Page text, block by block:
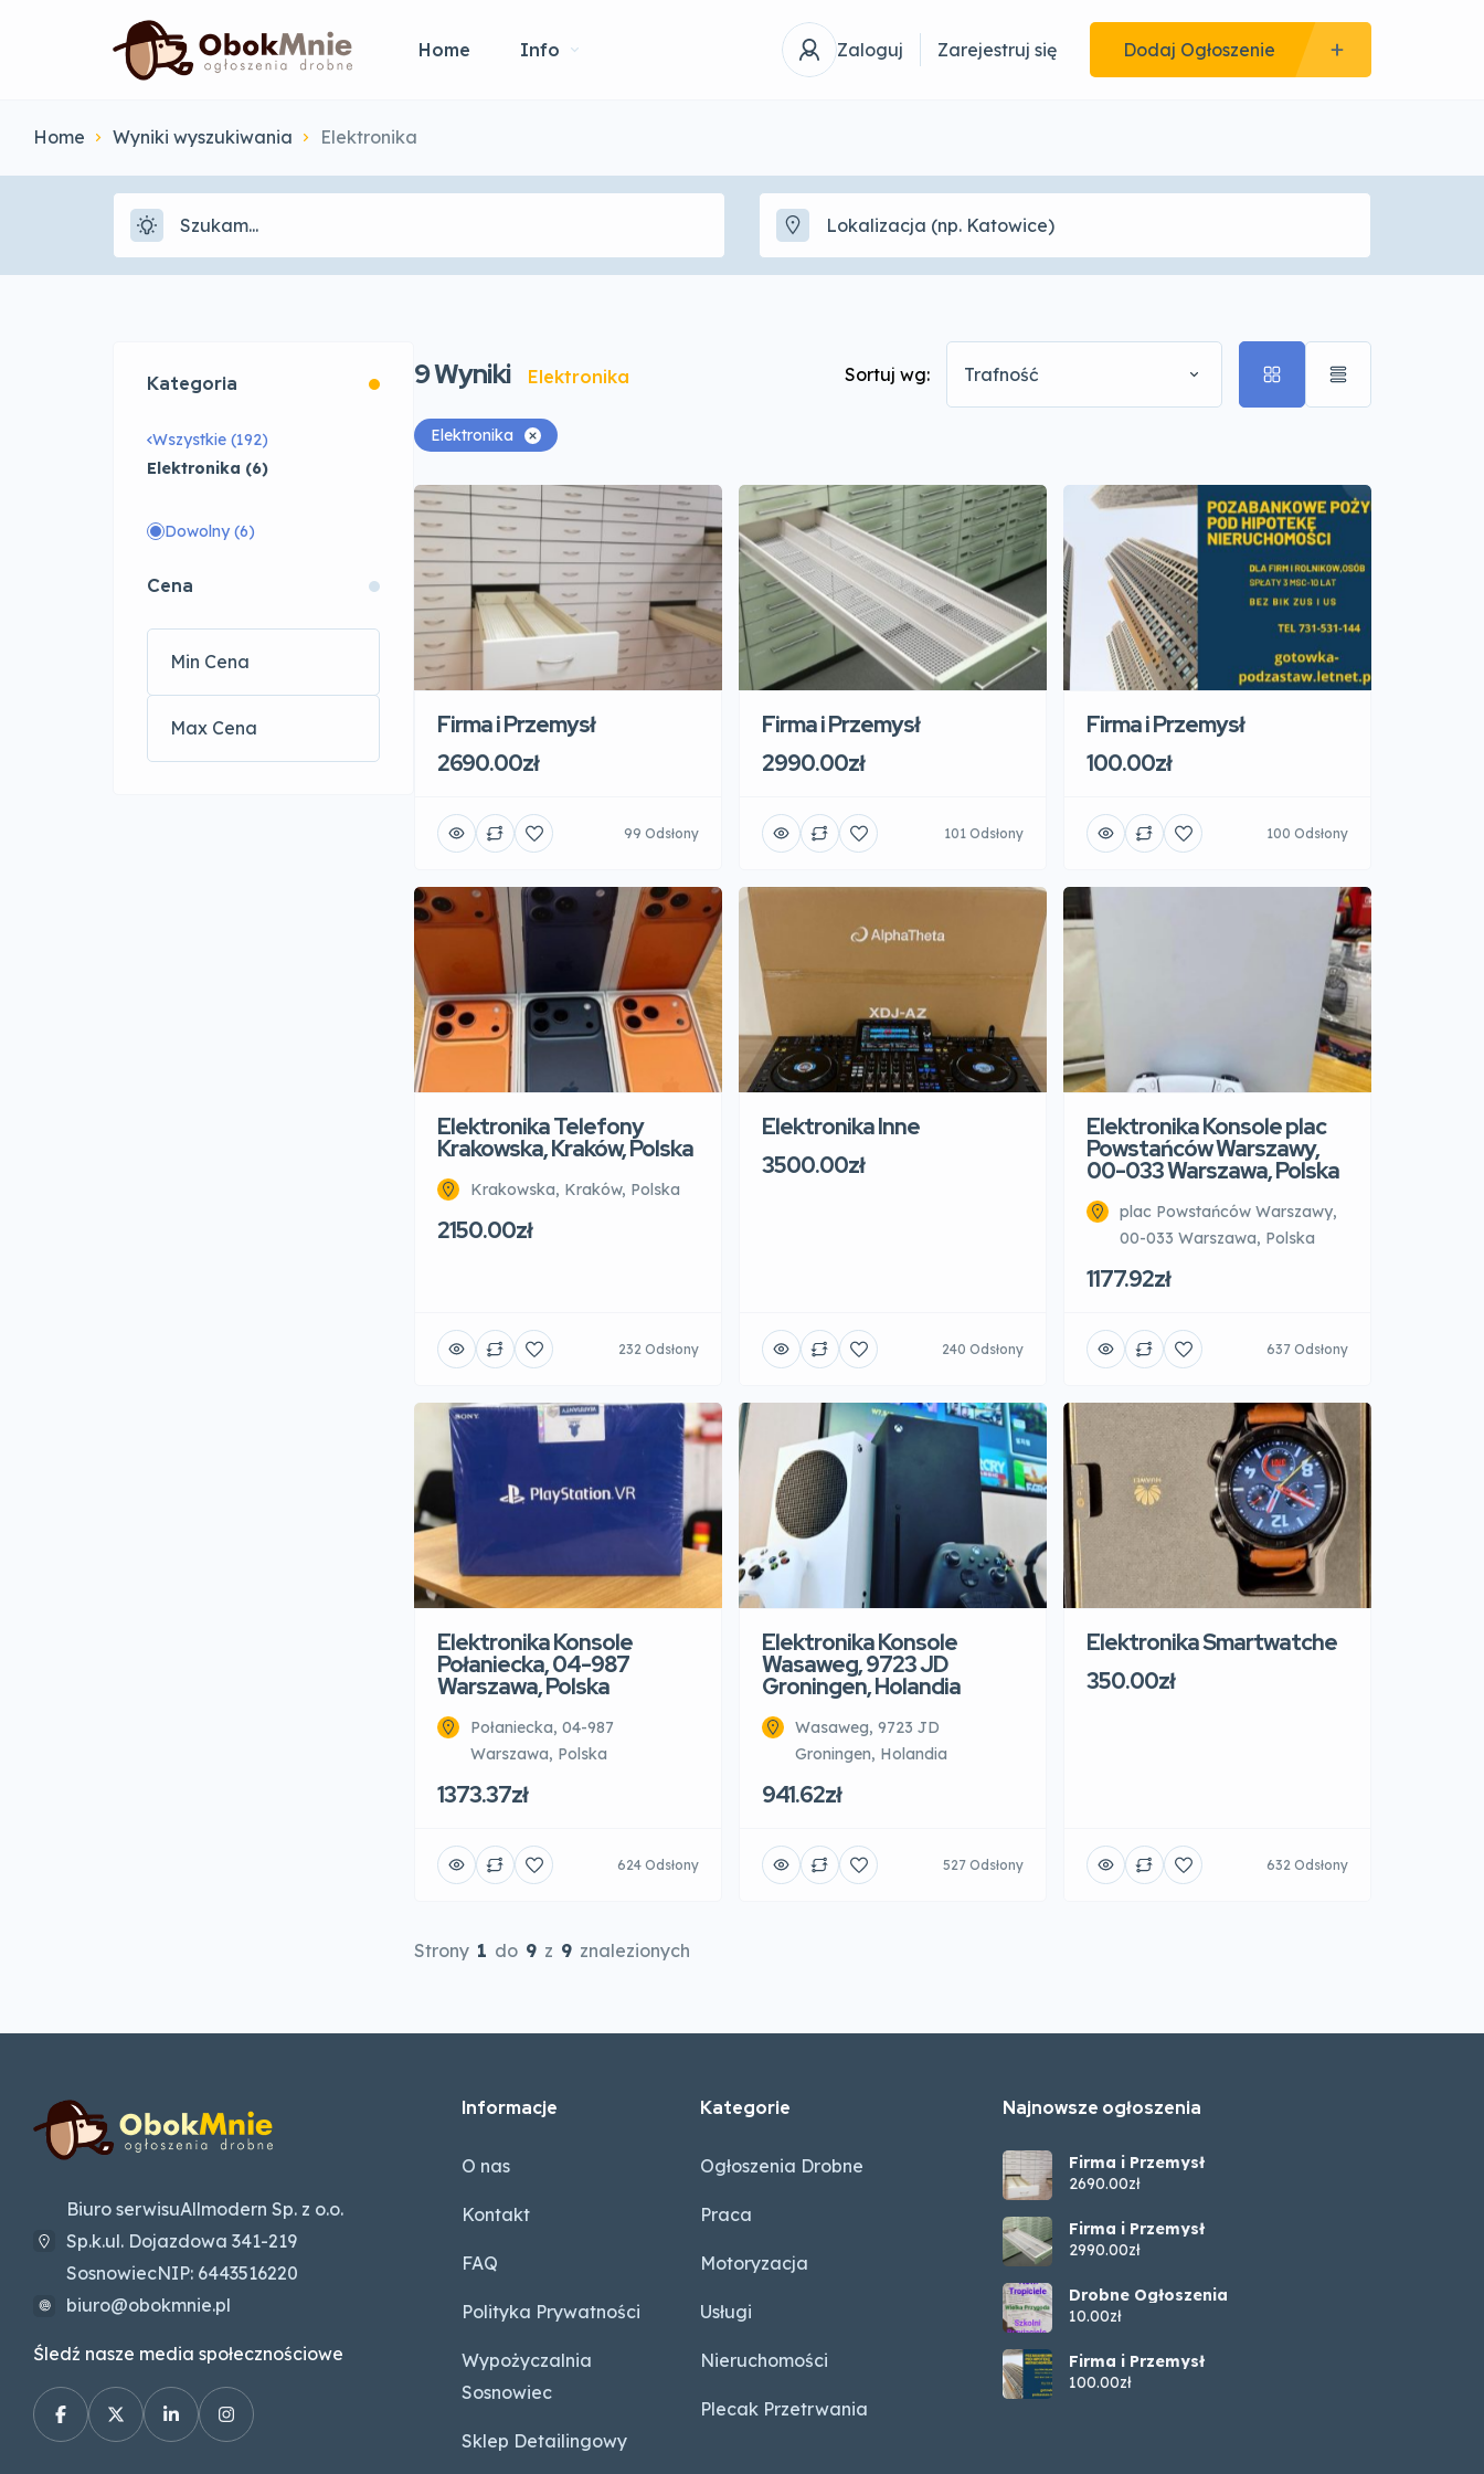
Home Info Zaloguj Zarejestruj się Dodaj Ogłoszenie
Home Wyniki wyszukiwania Elektronika
Kategoria
Wszystkie (192)
Elektronika (6)
Dowolny(6)
Cena
9Wyniki Elektronika Sortuj wg: Trafność
Elektronika
Firma i Przemysł
2690.00zł
99 Odsłony
Firma i Przemysł
2990.00zł
101 Odsłony
Firma i Przemysł
100.00zł
100 Odsłony
Elektronika Telefony
Krakowska, Kraków, Polska
Krakowska, Kraków, Polska
2150.00zł
232 Odsłony
Elektronika Inne
3500.00zł
240 Odsłony
Elektronika Konsole plac
Powstańców Warszawy,
00-033 Warszawa, Polska
plac Powstańców Warszawy,
00-033 Warszawa, Polska
1177.92zł
637 Odsłony
Elektronika Konsole
Połaniecka, 04-987
Warszawa, Polska
Połaniecka, 04-987
Warszawa, Polska
1373.37zł
624 Odsłony
Elektronika Konsole
Wasaweg, 9723 JD
Groningen, Holandia
Wasaweg, 9723 JD
Groningen, Holandia
941.62zł
527 Odsłony
Elektronika Smartwatche
350.00zł
632 Odsłony
Strony 1 do 9 z 9 znalezionych
Biuro serwisuAllmodern Sp. z o.o.
Sp.k.ul. Dojazdowa 341-219
SosnowiecNIP: 6443516220
biuro@obokmnie.pl
Śledź nasze media społecznościowe
Informacje
O nas
Kontakt
FAQ
Polityka Prywatności
Wypożyczalnia
Sosnowiec
Sklep Detailingowy
Kategorie
Ogłoszenia Drobne
Praca
Motoryzacja
Usługi
Nieruchomości
Plecak Przetrwania
Najnowsze ogłoszenia
Firma i Przemysł
2690.00zł
Firma i Przemysł
2990.00zł
Drobne Ogłoszenia
10.00zł
Firma i Przemysł
100.00zł